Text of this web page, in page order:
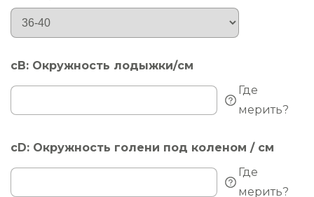
cB: Окружность лодыжки/см
Где
мерить?
cD: Окружность голени под коленом / см
Где
мерить?